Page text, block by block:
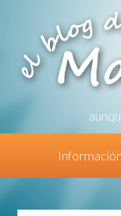
Información